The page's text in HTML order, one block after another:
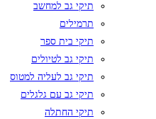
תיקי גב למחשב
תרמילים
תיקי בית ספר
תיקי גב לטיולים
תיקי גב לעליה למטוס
תיקי גב עם גלגלים
תיקי החתלה